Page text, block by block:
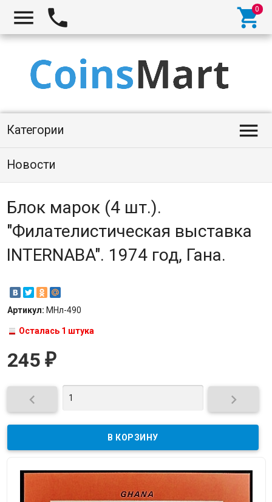
  
Категории 
Новости
Блок марок (4 шт.).
"Филателистическая выставка
INTERNABA". 1974 год, Гана.
Артикул: МНл-490
Осталась 1 штука
245 ₽
 